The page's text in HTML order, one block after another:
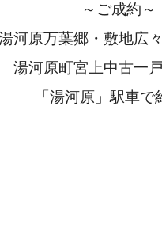
～ご成約～
河原万葉郷・敷地広
湯河原町宮上中古一
「湯河原」駅車で